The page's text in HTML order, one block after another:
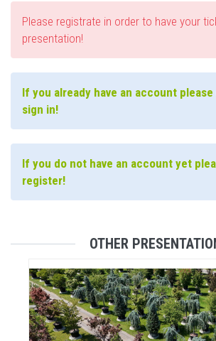
Please registrate in order to have your
presentation!
If you already have an account
sign in!
If you do not have an account yet
register!
OTHER